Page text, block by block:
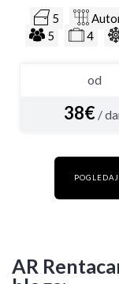
5
5
4
od
38€ /
AR